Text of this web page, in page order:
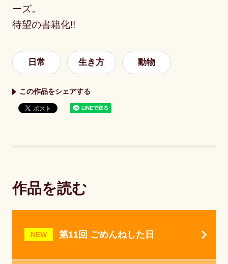
ーズ。
待望の書籍化!!
日常 生き方 動物
この作品をシェアする
作品を読む
NEW 第11回 ごめんねした日